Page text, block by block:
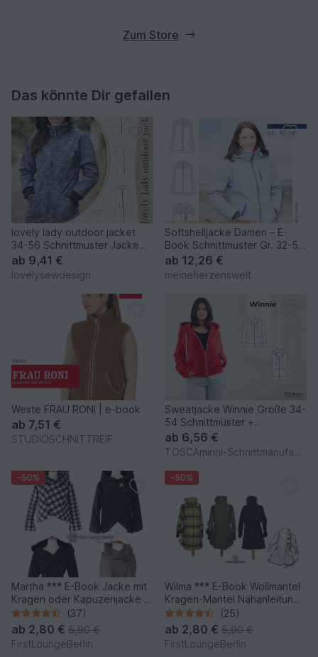
Zum Store
Das könnte Dir gefallen
lovely lady outdoor jacket
34-56 Schnittmuster Jacke
Weste Mantel Softshell
ab 9,41 €
lovelysewdesign
Softshelljacke Damen – E-
Book Schnittmuster Gr. 32-58
– Pablo
ab 12,26 €
meineherzenswelt
Weste FRAU RONI | e-book
ab 7,51 €
STUDIOSCHNITTREIF
Sweatjacke Winnie Größe 34-
54 Schnittmuster +
Nähanleitung
ab 6,56 €
TOSCAminni-Schnittmanufaktur
-50%
Martha *** E-Book Jacke mit
Kragen oder Kapuzenjacke in
5 Größen XS-XXL
Nähanleitung mit
Schnittmuster Design von
firstloungeberlin
(37)
ab 2,80 € 5,90 €
FirstLoungeBerlin
-50%
Wilma *** E-Book Wollmantel
Kragen-Mantel Nähanleitung
mit Schnittmuster in 6 Größen
XS-XXL Design von
firstloungeberlin
(25)
ab 2,80 € 5,90 €
FirstLoungeBerlin